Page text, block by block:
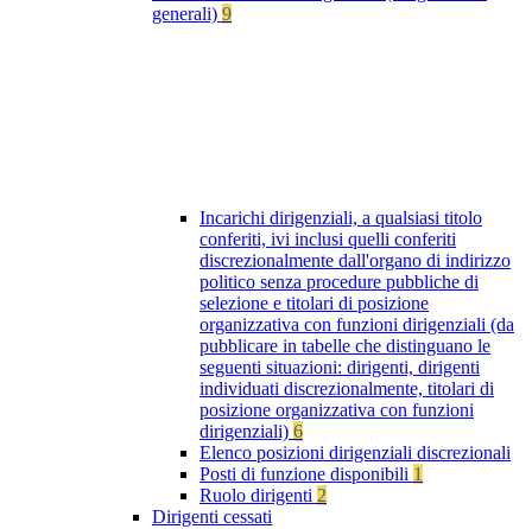
generali) 9
Incarichi dirigenziali, a qualsiasi titolo
conferiti, ivi inclusi quelli conferiti
discrezionalmente dall'organo di indirizzo
politico senza procedure pubbliche di
selezione e titolari di posizione
organizzativa con funzioni dirigenziali (da
pubblicare in tabelle che distinguano le
seguenti situazioni: dirigenti, dirigenti
individuati discrezionalmente, titolari di
posizione organizzativa con funzioni
dirigenziali) 6
Elenco posizioni dirigenziali discrezionali
Posti di funzione disponibili 1
Ruolo dirigenti 2
Dirigenti cessati